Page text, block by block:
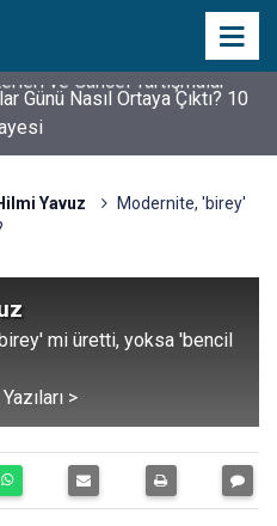
Günü Nasıl Ortaya Çıktı? 10
Yavuz
Modernite, 'birey'
mi üretti, yoksa 'bencil
>